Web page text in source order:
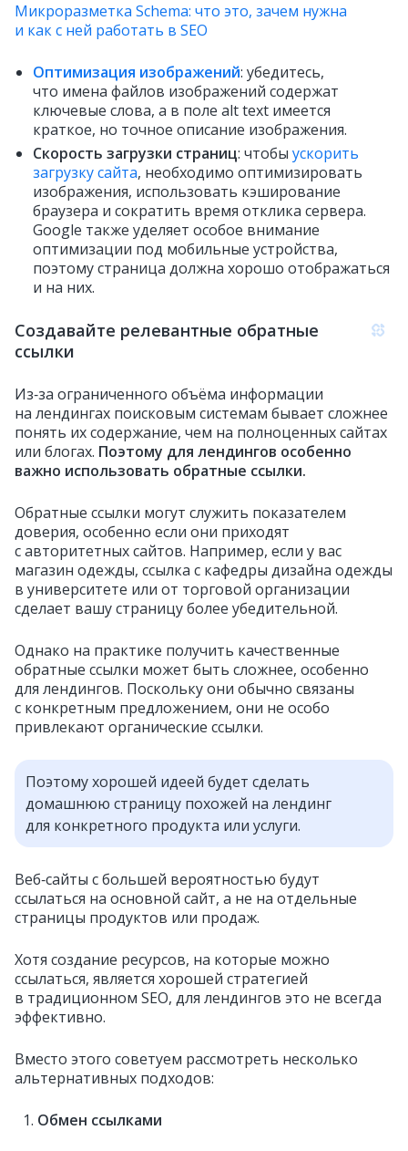
Микроразметка Schema: что это, зачем нужна
и как с ней работать в SEO
Оптимизация изображений: убедитесь,
что имена файлов изображений содержат
ключевые слова, а в поле alt text имеется
краткое, но точное описание изображения.
Скорость загрузки страниц: чтобы ускорить
загрузку сайта, необходимо оптимизировать
изображения, использовать кэширование
браузера и сократить время отклика сервера.
Google также уделяет особое внимание
оптимизации под мобильные устройства,
поэтому страница должна хорошо отображаться
и на них.
Создавайте релевантные обратные
ссылки
Из‑за ограниченного объёма информации
на лендингах поисковым системам бывает сложнее
понять их содержание, чем на полноценных сайтах
или блогах. Поэтому для лендингов особенно
важно использовать обратные ссылки.
Обратные ссылки могут служить показателем
доверия, особенно если они приходят
с авторитетных сайтов. Например, если у вас
магазин одежды, ссылка с кафедры дизайна одежды
в университете или от торговой организации
сделает вашу страницу более убедительной.
Однако на практике получить качественные
обратные ссылки может быть сложнее, особенно
для лендингов. Поскольку они обычно связаны
с конкретным предложением, они не особо
привлекают органические ссылки.
Поэтому хорошей идеей будет сделать
домашнюю страницу похожей на лендинг
для конкретного продукта или услуги.
Веб‑сайты с большей вероятностью будут
ссылаться на основной сайт, а не на отдельные
страницы продуктов или продаж.
Хотя создание ресурсов, на которые можно
ссылаться, является хорошей стратегией
в традиционном SEO, для лендингов это не всегда
эффективно.
Вместо этого советуем рассмотреть несколько
альтернативных подходов:
Обмен ссылками